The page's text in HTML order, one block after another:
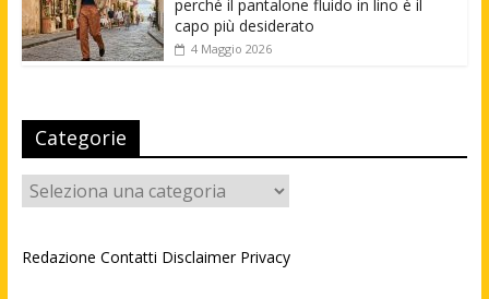
perché il pantalone fluido in lino è il
capo più desiderato
4 Maggio 2026
Categorie
Categorie
Redazione Contatti Disclaimer Privacy